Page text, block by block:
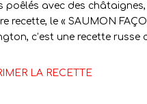
poêlés avec des
recette, le « SAUMON
c’est une recette russe
LA RECETTE